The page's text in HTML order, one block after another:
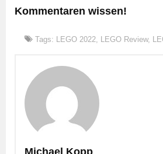
Kommentaren wissen!
Tags: LEGO 2022, LEGO Review,